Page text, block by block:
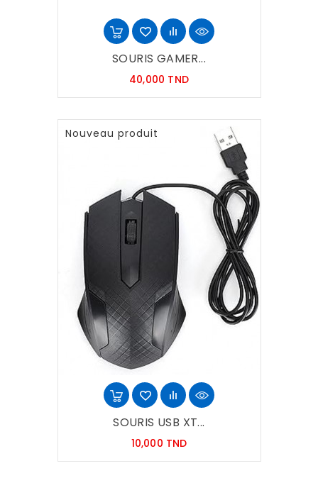
SOURIS GAMER...
40,000 TNDPrix
Nouveau produit
SOURIS USB XT...
10,000 TNDPrix